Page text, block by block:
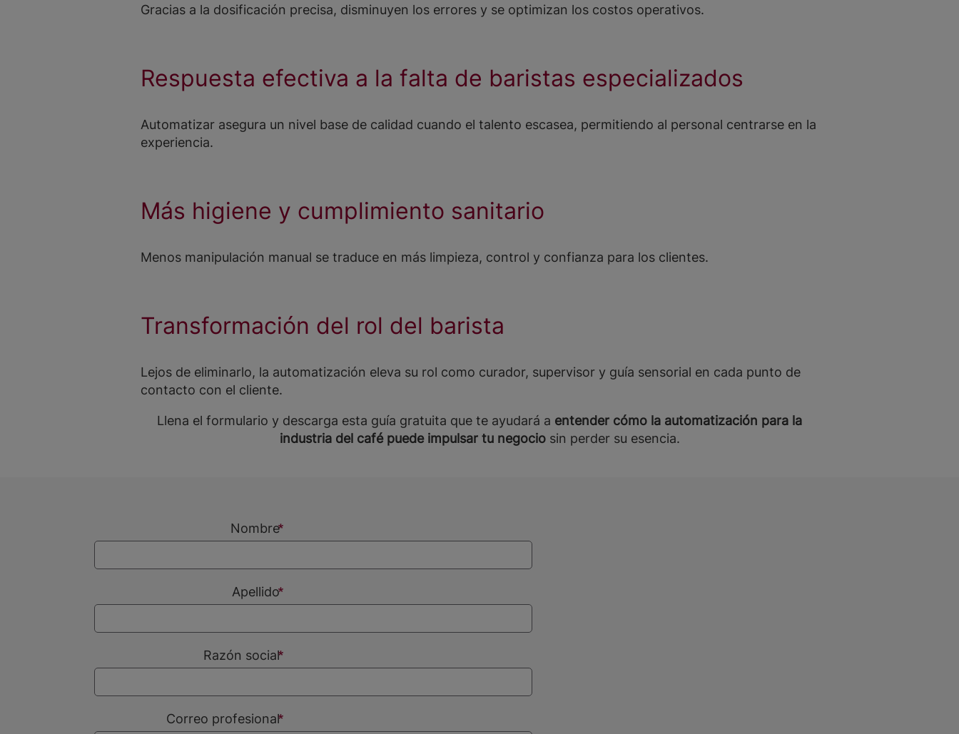
Gracias a la dosificación precisa, disminuyen los errores y se optimizan los costos operativos.
Respuesta efectiva a la falta de baristas especializados
Automatizar asegura un nivel base de calidad cuando el talento escasea, permitiendo al personal centrarse en la
experiencia.
Más higiene y cumplimiento sanitario
Menos manipulación manual se traduce en más limpieza, control y confianza para los clientes.
Transformación del rol del barista
Lejos de eliminarlo, la automatización eleva su rol como curador, supervisor y guía sensorial en cada punto de
contacto con el cliente.
Llena el formulario y descarga esta guía gratuita que te ayudará a entender cómo la automatización para la
industria del café puede impulsar tu negociosin perder su esencia.
Nombre
Apellido
Razón social
Correo profesional